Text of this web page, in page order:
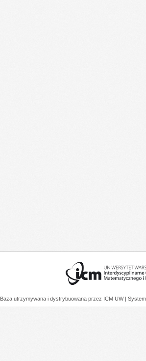
Baza utrzymywana i dystrybuowana przez ICM UW |